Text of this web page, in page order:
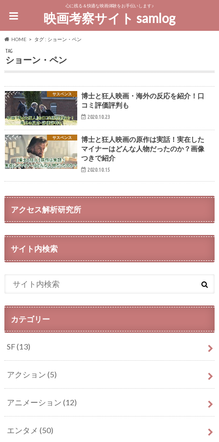
心に残る＆快適な映画体験をお手伝いします♪
映画考察サイト samlog
HOME タグ : ショーン・ペン
TAG
ショーン・ペン
サスペンス
博士と狂人映画・海外の反応を紹介！口
コミ評価評判も
2020.10.23
サスペンス
博士と狂人映画の原作は実話！実在した
マイナーはどんな人物だったのか？画像
つきで紹介
2020.10.15
アクセス解析研究所
サイト内検索
カテゴリー
SF(13)
アクション (5)
アニメーション (12)
エンタメ (50)